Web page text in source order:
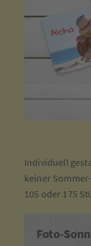
Individuell
keiner
105 oder 175
Foto-